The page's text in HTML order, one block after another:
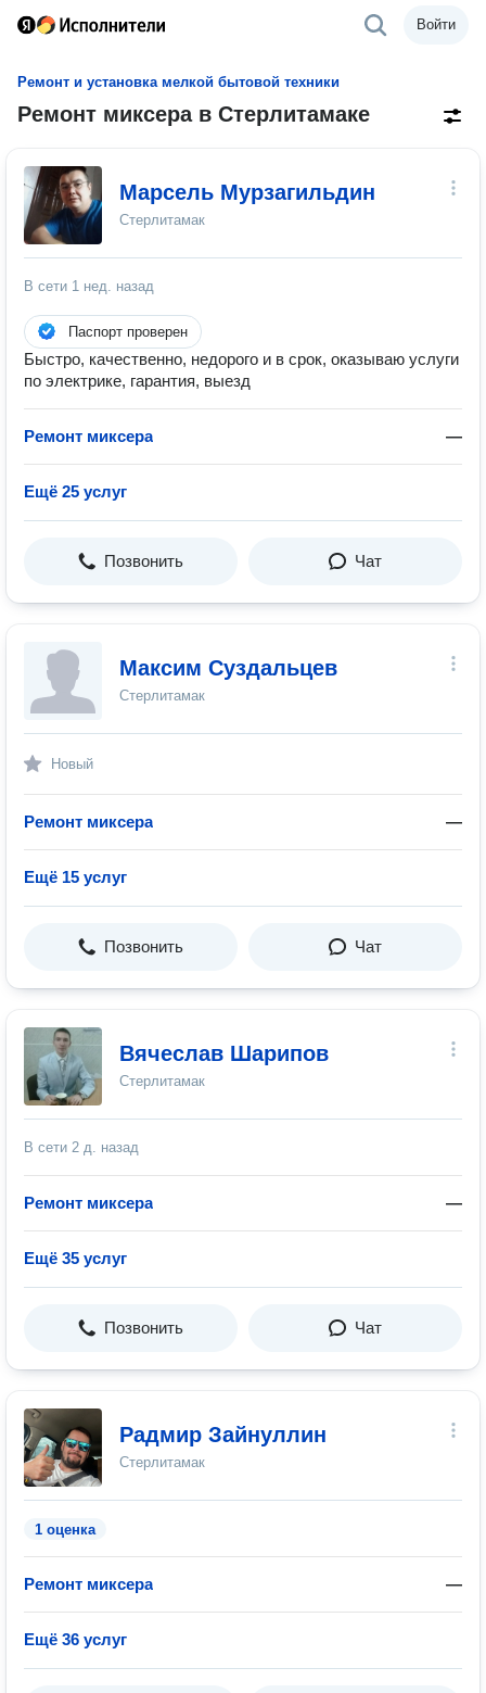
Войти
Ремонт и установка мелкой бытовой техники
Ремонт миксера в Стерлитамаке
Марсель Мурзагильдин
Стерлитамак
В сети 1 нед. назад
Паспорт проверен
Быстро, качественно, недорого и в срок, оказываю услуги
по электрике, гарантия, выезд
Ремонт миксера —
Ещё 25 услуг
Позвонить Чат
Максим Суздальцев
Стерлитамак
Новый
Ремонт миксера —
Ещё 15 услуг
Позвонить Чат
Вячеслав Шарипов
Стерлитамак
В сети 2 д. назад
Ремонт миксера —
Ещё 35 услуг
Позвонить Чат
Радмир Зайнуллин
Стерлитамак
1 оценка
Ремонт миксера —
Ещё 36 услуг